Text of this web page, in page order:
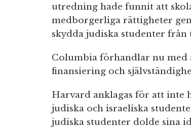
utredning hade funnit att
medborgerliga rättigheter
skydda judiska studenter från
Columbia förhandlar nu
finansiering och
Harvard anklagas för att inte
judiska och israeliska
judiska studenter dolde sina